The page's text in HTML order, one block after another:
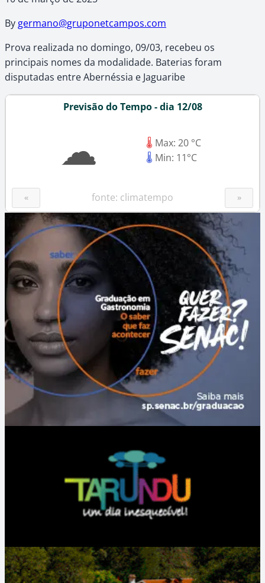
By germano@gruponetcampos.com
Prova realizada no domingo, 09/03, recebeu os
principais nomes da modalidade. Baterias foram
disputadas entre Abernéssia e Jaguaribe
Previsão do Tempo - dia 12/08
☁ 🌡 Max: 20 °C
🌡 Min: 11°C
« fonte: climatempo »